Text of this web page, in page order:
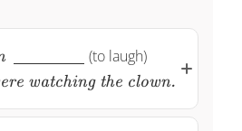
~\underline{\quad
\quad \quad
(to laugh)
they were
clown.}
watching the clown.